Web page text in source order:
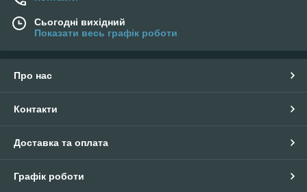
Сьогодні вихідний
Показати весь графік роботи
Про нас
Контакти
Доставка та оплата
Графік роботи